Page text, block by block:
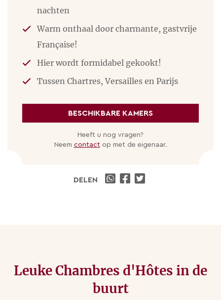
nachten
Warm onthaal door charmante, gastvrije
Française!
Hier wordt formidabel gekookt!
Tussen Chartres, Versailles en Parijs
BESCHIKBARE KAMERS
Heeft u nog vragen?
Neem contactop met de eigenaar.
DELEN
Leuke Chambres d'Hôtes in de
buurt